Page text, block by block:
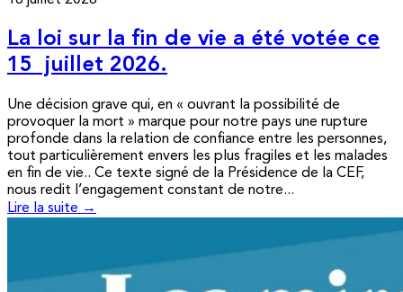
La loi sur la fin de vie a été votée ce
15 juillet 2026.
Une décision grave qui, en « ouvrant la possibilité de
provoquer la mort » marque pour notre pays une rupture
profonde dans la relation de confiance entre les personnes,
tout particulièrement envers les plus fragiles et les malades
en fin de vie.. Ce texte signé de la Présidence de la CEF,
nous redit l’engagement constant de notre...
Lire la suite →